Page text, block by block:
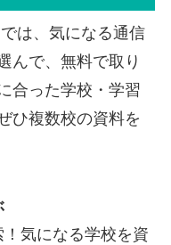
は、気になる通信
んで、無料で取り
合った学校・学習
ひ複数校の資料を
気になる学校を資